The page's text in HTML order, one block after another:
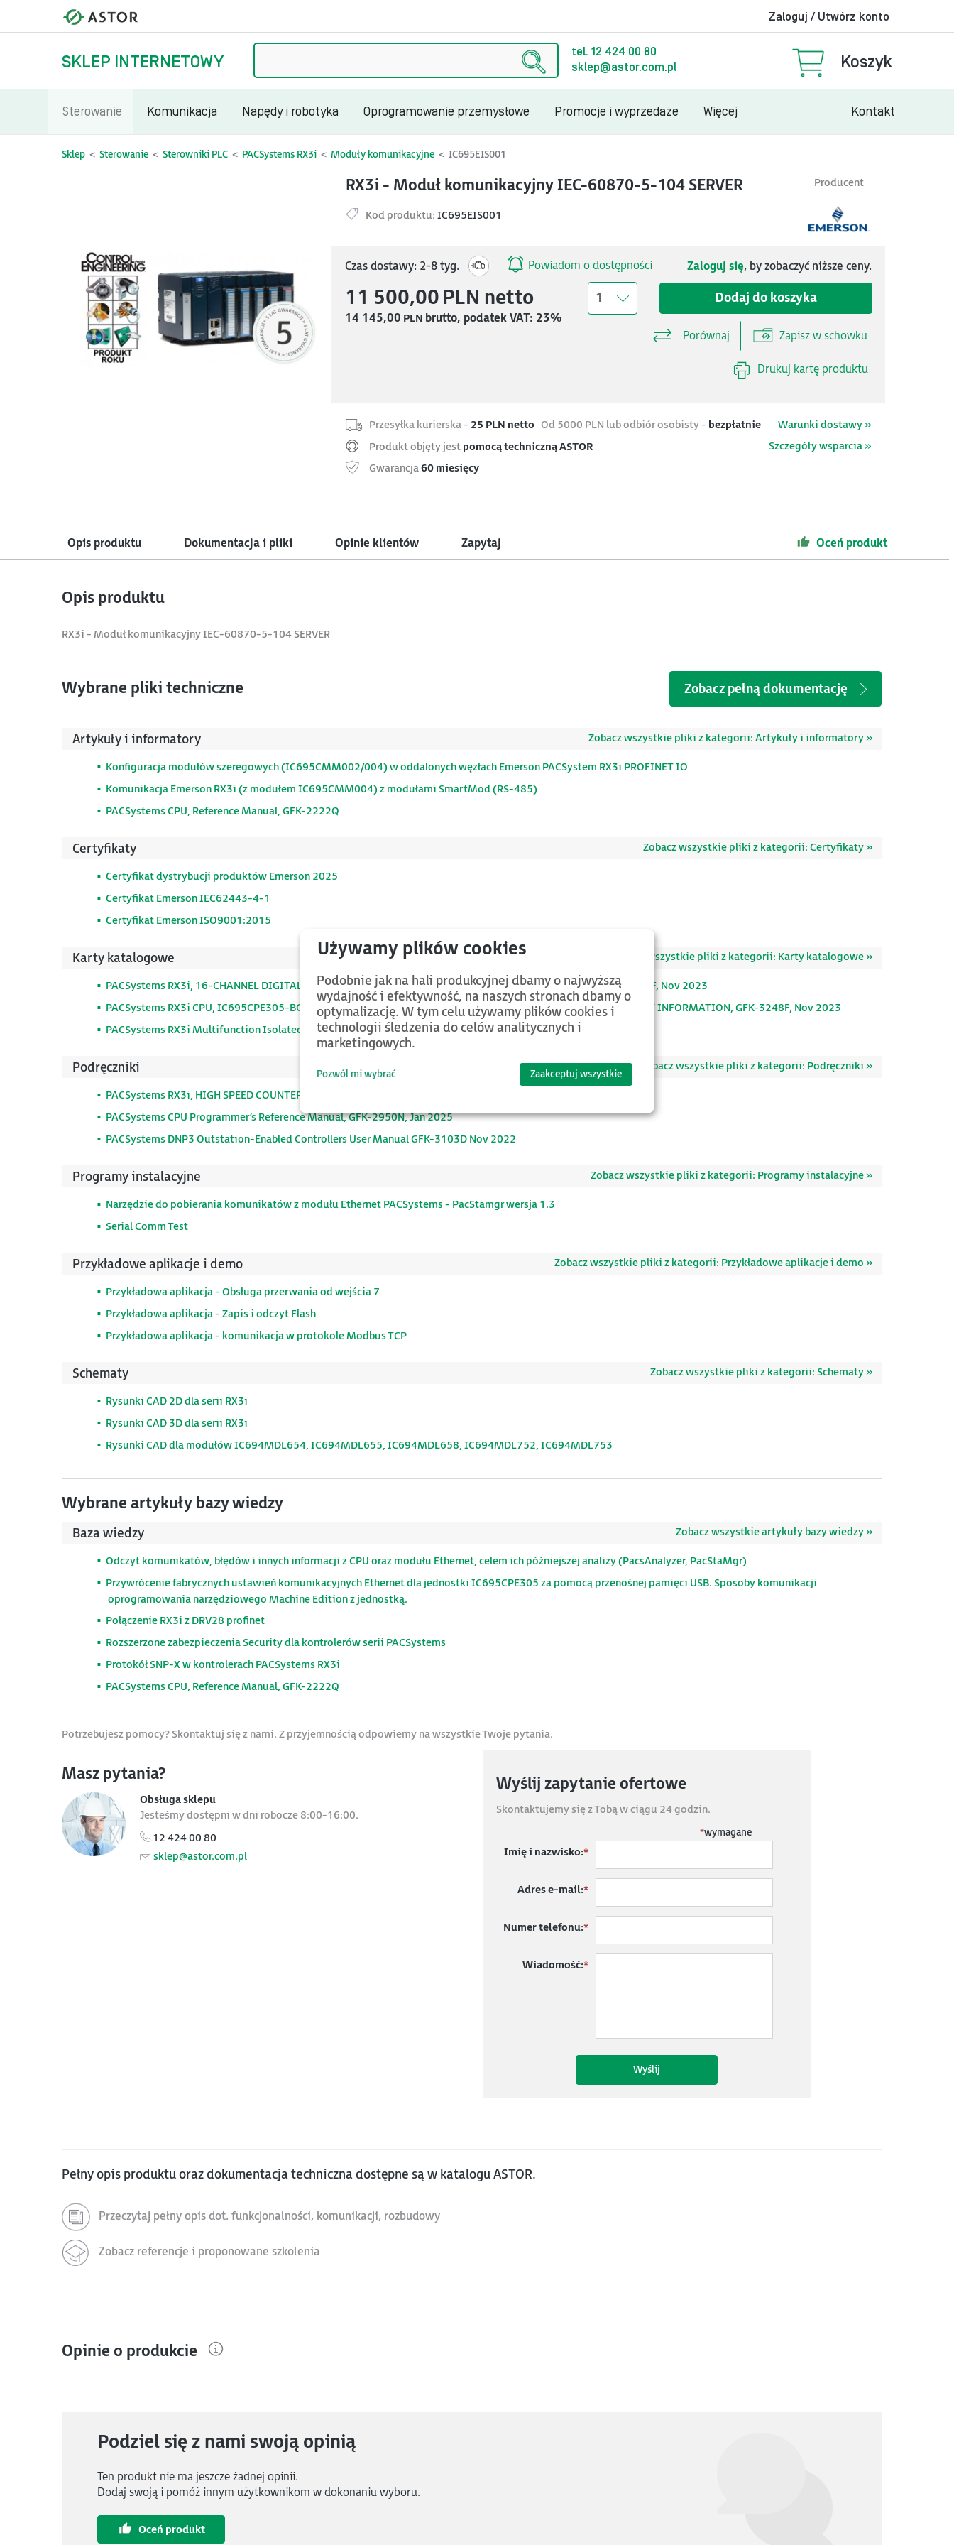
Zaloguj / Utwórz konto
SKLEP INTERNETOWY
tel. 12 424 00 80
sklep@astor.com.pl
Koszyk
Sterowanie Komunikacja Napędy i robotyka Oprogramowanie przemysłowe Promocje i wyprzedaże Więcej Kontakt
Sklep Sterowanie Sterowniki PLC PACSystems RX3i Moduły komunikacyjne IC695EIS001
Producent
RX3i - Moduł komunikacyjny IEC-60870-5-104 SERVER
Kod produktu: IC695EIS001
Czas dostawy: 2-8 tyg. Powiadom o dostępności Zaloguj się, by zobaczyć niższe ceny.
Dodaj do koszyka
1
Porównaj Zapisz w schowku
Drukuj kartę produktu
11 500,00 PLN netto
14 145,00 PLN brutto, podatek VAT: 23%
Przesyłka kurierska - 25 PLN netto Od 5000 PLN lub odbiór osobisty - bezpłatnie
Warunki dostawy »
Produkt objęty jest pomocą techniczną ASTOR
Szczegóły wsparcia »
Gwarancja60 miesięcy
Opis produktu Dokumentacja i pliki Opinie klientów Zapytaj Oceń produkt
Opis produktu
RX3i - Moduł komunikacyjny IEC-60870-5-104 SERVER
Zobacz pełną dokumentację
Wybrane pliki techniczne
Artykuły i informatory Zobacz wszystkie pliki z kategorii: Artykuły i informatory »
Konfiguracja modułów szeregowych (IC695CMM002/004) w oddalonych węzłach Emerson PACSystem RX3i PROFINET IO
Komunikacja Emerson RX3i (z modułem IC695CMM004) z modułami SmartMod (RS-485)
PACSystems CPU, Reference Manual, GFK-2222Q
Certyfikaty Zobacz wszystkie pliki z kategorii: Certyfikaty »
Certyfikat dystrybucji produktów Emerson 2025
Certyfikat Emerson IEC62443-4-1
Certyfikat Emerson ISO9001:2015
Karty katalogowe Zobacz wszystkie pliki z kategorii: Karty katalogowe »
PACSystems RX3i, 16-CHANNEL DIGITAL OUTPUT MODULE WITH DIAGNOSTICS, (IC695MDL765), IPI, GFK-2591F, Nov 2023
PACSystems RX3i CPU, IC695CPE305-BCAD, IC695CPE310-BCAD, Firmware Version 10.91, IMPORTANT PRODUCT INFORMATION, GFK-3248F, Nov 2023
PACSystems RX3i Multifunction Isolated Power Supply, 24 VDC, 80 W, IPI, GFK-3252A, Aug 2023
Podręczniki Zobacz wszystkie pliki z kategorii: Podręczniki »
PACSystems RX3i, HIGH SPEED COUNTER MODULE, USER MANUAL, GFK-2441A, Oct 2019
PACSystems CPU Programmer’s Reference Manual, GFK-2950N, Jan 2025
PACSystems DNP3 Outstation-Enabled Controllers User Manual GFK-3103D Nov 2022
Programy instalacyjne Zobacz wszystkie pliki z kategorii: Programy instalacyjne »
Narzędzie do pobierania komunikatów z modułu Ethernet PACSystems - PacStamgr wersja 1.3
Serial Comm Test
Przykładowe aplikacje i demo Zobacz wszystkie pliki z kategorii: Przykładowe aplikacje i demo »
Przykładowa aplikacja - Obsługa przerwania od wejścia 7
Przykładowa aplikacja - Zapis i odczyt Flash
Przykładowa aplikacja - komunikacja w protokole Modbus TCP
Schematy Zobacz wszystkie pliki z kategorii: Schematy »
Rysunki CAD 2D dla serii RX3i
Rysunki CAD 3D dla serii RX3i
Rysunki CAD dla modułów IC694MDL654, IC694MDL655, IC694MDL658, IC694MDL752, IC694MDL753
Wybrane artykuły bazy wiedzy
Baza wiedzy Zobacz wszystkie artykuły bazy wiedzy »
Odczyt komunikatów, błędów i innych informacji z CPU oraz modułu Ethernet, celem ich późniejszej analizy (PacsAnalyzer, PacStaMgr)
Przywrócenie fabrycznych ustawień komunikacyjnych Ethernet dla jednostki IC695CPE305 za pomocą przenośnej pamięci USB. Sposoby komunikacji
oprogramowania narzędziowego Machine Edition z jednostką.
Połączenie RX3i z DRV28 profinet
Rozszerzone zabezpieczenia Security dla kontrolerów serii PACSystems
Protokół SNP-X w kontrolerach PACSystems RX3i
PACSystems CPU, Reference Manual, GFK-2222Q
Potrzebujesz pomocy? Skontaktuj się z nami. Z przyjemnością odpowiemy na wszystkie Twoje pytania.
Masz pytania?
Obsługa sklepu
Jesteśmy dostępni w dni robocze 8:00-16:00.
12 424 00 80
sklep@astor.com.pl
Wyślij zapytanie ofertowe
Skontaktujemy się z Tobą w ciągu 24 godzin.
*wymagane
Imię i nazwisko:*
Adres e-mail:*
Numer telefonu:*
Wiadomość:*
Pełny opis produktu oraz dokumentacja techniczna dostępne są w katalogu ASTOR.
Przeczytaj pełny opis dot. funkcjonalności, komunikacji, rozbudowy
Zobacz referencje i proponowane szkolenia
Opinie o produkcie
Podziel się z nami swoją opinią
Ten produkt nie ma jeszcze żadnej opinii.
Dodaj swoją i pomóż innym użytkownikom w dokonaniu wyboru.
Oceń produkt
Podobnie jak na hali produkcyjnej dbamy o najwyższą
wydajność i efektywność, na naszych stronach dbamy o
optymalizację. W tym celu używamy plików cookies i
technologii śledzenia do celów analitycznych i
marketingowych.
Pozwól mi wybrać Zaakceptuj wszystkie